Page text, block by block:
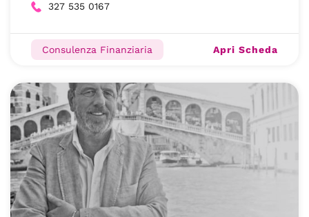
327 535 0167
Consulenza Finanziaria Apri Scheda